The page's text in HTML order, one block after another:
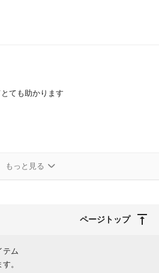
ても助かります
もっと見る
ページトップ
テム
。